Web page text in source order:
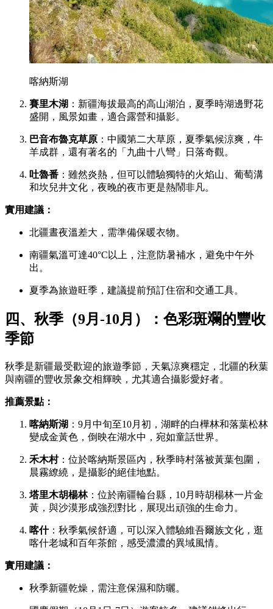
喀納斯湖
賽里木湖 ：新疆海拔最高的高山湖泊，夏季時湖邊野花
盛開，風景如畫，適合露營和攝影。
巴音布魯克草原 ：中國第二大草原，夏季氣候涼爽，牛
羊成群，還有著名的「九曲十八彎」日落奇觀。
吐魯番 ：雖然炎熱，但可以體驗獨特的火焰山、葡萄溝
和坎兒井文化，夜晚的夜市更是熱鬧非凡。
實用建議：
北疆晝夜溫差大，需準備保暖衣物。
南疆氣溫可達40°C以上，注意防暑補水，避免中午外
出。
夏季為旅遊旺季，建議提前預訂住宿和交通工具。
四、秋季（9月-10月）：色彩斑斕的豐收
季節
秋季是新疆最受歡迎的旅遊季節，天氣涼爽穩定，北疆的秋葉
與南疆的豐收景象交相輝映，尤其適合攝影愛好者。
推薦景點：
喀納斯湖 ：9月中旬至10月初，湖畔的白樺林和落葉松林
變成金黃色，倒映在湖水中，宛如童話世界。
禾木村：位於喀納斯景區內，秋季時村落被黃葉包圍，
晨霧繚繞，是攝影的絕佳地點。
塔里木胡楊林：位於南疆輪台縣，10月時胡楊林一片金
黃，與沙漠形成強烈對比，展現出頑強的生命力。
喀什：秋季氣候舒適，可以深入體驗維吾爾族文化，逛
喀什老城和百年茶館，感受濃濃的異域風情。
實用建議：
秋季新疆乾燥，需注意保濕和防曬。